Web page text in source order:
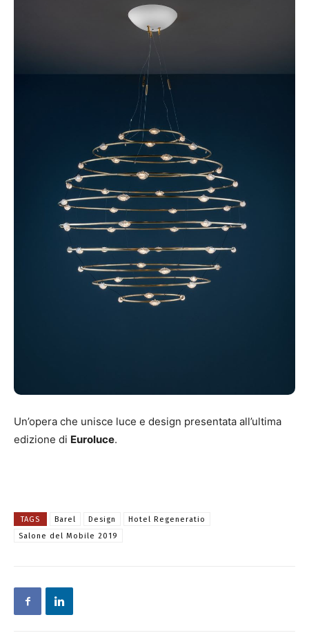
Un’opera che unisce luce e design presentata all’ultima
edizione di Euroluce.
TAGS Barel Design
Hotel Regeneratio
Salone del Mobile 2019